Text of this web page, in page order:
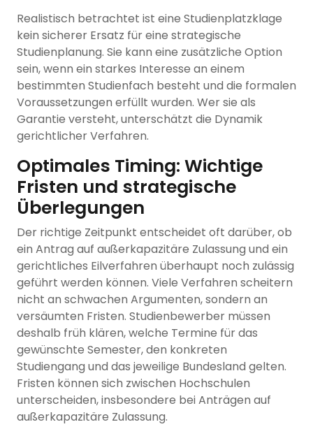
Realistisch betrachtet ist eine Studienplatzklage
kein sicherer Ersatz für eine strategische
Studienplanung. Sie kann eine zusätzliche Option
sein, wenn ein starkes Interesse an einem
bestimmten Studienfach besteht und die formalen
Voraussetzungen erfüllt wurden. Wer sie als
Garantie versteht, unterschätzt die Dynamik
gerichtlicher Verfahren.
Optimales Timing: Wichtige
Fristen und strategische
Überlegungen
Der richtige Zeitpunkt entscheidet oft darüber, ob
ein Antrag auf außerkapazitäre Zulassung und ein
gerichtliches Eilverfahren überhaupt noch zulässig
geführt werden können. Viele Verfahren scheitern
nicht an schwachen Argumenten, sondern an
versäumten Fristen. Studienbewerber müssen
deshalb früh klären, welche Termine für das
gewünschte Semester, den konkreten
Studiengang und das jeweilige Bundesland gelten.
Fristen können sich zwischen Hochschulen
unterscheiden, insbesondere bei Anträgen auf
außerkapazitäre Zulassung.